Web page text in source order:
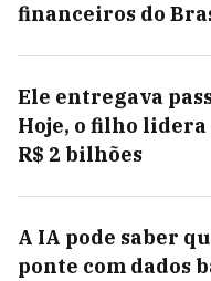
financeiros do
Ele entregava
Hoje, o filho
R$ 2 bilhões
A IA pode saber
ponte com dados